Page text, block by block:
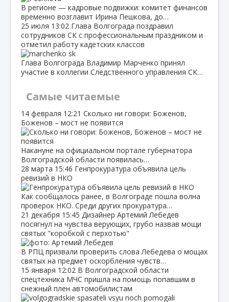
В регионе — кадровые подвижки: комитет финансов
временно возглавит Ирина Пешкова, до…
25 июля 13:02 Глава Волгограда поздравил
сотрудников СК с профессиональным праздником и
отметил работу кадетских классов
Глава Волгограда Владимир Марченко принял
участие в коллегии Следственного управления СК…
Самые читаемые
14 февраля 12:21 Сколько ни говори: Боженов,
Боженов – мост не появится
Накануне на официальном портале губернатора
Волгоградской области появилась…
28 марта 15:46 Генпрокуратура объявила цель
ревизий в НКО
Как сообщалось ранее, в Волгограде пошла волна
проверок НКО. Среди других прокуратура…
21 декабря 15:45 Дизайнер Артемий Лебедев
посягнул на чувства верующих, грубо назвав мощи
святых "коробкой с перхотью"
В РПЦ призвали проверить слова Лебедева о мощах
святых на предмет оскорбления чувств…
15 января 12:02 В Волгоградской области
спецтехника МЧС пришла на помощь попавшим в
снежный плен автомобилистам